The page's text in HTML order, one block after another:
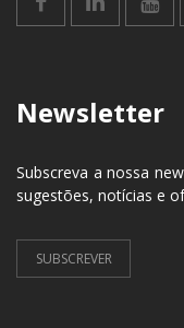
Newsletter
Subscreva a nossa
sugestões, notícias e
SUBSCREVER